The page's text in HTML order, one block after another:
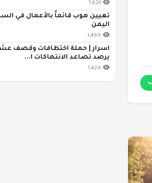
1,620
تعيين هوب قائماً بالأعمال في
اليمن
1,469
اسرار | حملة اختطافات وقصف
يرصد تصاعد الانتهاكات ا...
1,424